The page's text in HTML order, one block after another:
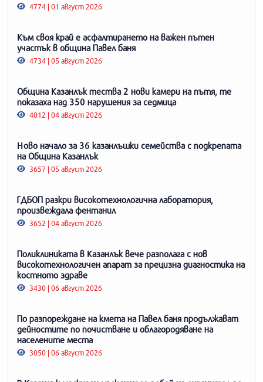
4774 | 01 август 2026
Към своя край е асфалтирането на важен пътен
участък в община Павел баня
4734 | 05 август 2026
Община Казанлък тества 2 нови камери на пътя, те
показаха над 350 нарушения за седмица
4012 | 04 август 2026
Ново начало за 36 казанлъшки семейства с подкрепата
на Община Казанлък
3657 | 05 август 2026
ГДБОП разкри високотехнологична лаборатория,
произвеждала фентанил
3652 | 04 август 2026
Поликлиниката в Казанлък вече разполага с нов
високотехнологичен апарат за прецизна диагностика на
костното здраве
3430 | 06 август 2026
По разпореждане на кмета на Павел баня продължават
дейностите по почистване и облагородяване на
населените места
3050 | 06 август 2026